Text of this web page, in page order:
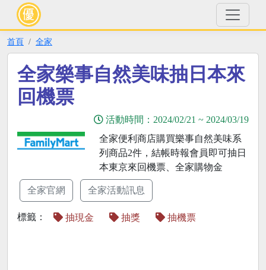
首頁 全家
全家樂事自然美味抽日本來
回機票
活動時間： 2024/02/21 ~ 2024/03/19
全家便利商店購買樂事自然美味系
列商品2件，結帳時報會員即可抽日
本東京來回機票、全家購物金
全家官網 全家活動訊息
標籤： 抽現金 抽獎 抽機票